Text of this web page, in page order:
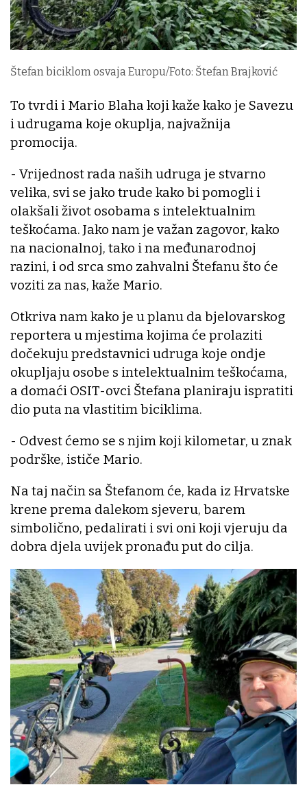
Štefan biciklom osvaja Europu/Foto: Štefan Brajković
To tvrdi i Mario Blaha koji kaže kako je Savezu
i udrugama koje okuplja, najvažnija
promocija.
- Vrijednost rada naših udruga je stvarno
velika, svi se jako trude kako bi pomogli i
olakšali život osobama s intelektualnim
teškoćama. Jako nam je važan zagovor, kako
na nacionalnoj, tako i na međunarodnoj
razini, i od srca smo zahvalni Štefanu što će
voziti za nas, kaže Mario.
Otkriva nam kako je u planu da bjelovarskog
reportera u mjestima kojima će prolaziti
dočekuju predstavnici udruga koje ondje
okupljaju osobe s intelektualnim teškoćama,
a domaći OSIT-ovci Štefana planiraju ispratiti
dio puta na vlastitim biciklima.
- Odvest ćemo se s njim koji kilometar, u znak
podrške, ističe Mario.
Na taj način sa Štefanom će, kada iz Hrvatske
krene prema dalekom sjeveru, barem
simbolično, pedalirati i svi oni koji vjeruju da
dobra djela uvijek pronađu put do cilja.